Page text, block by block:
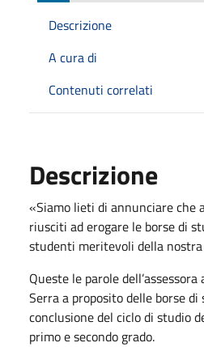
Descrizione
A cura di
Contenuti correlati
Descrizione
«Siamo lieti di annunciare che
riusciti ad erogare le borse di
studenti meritevoli della
Queste le parole
Serra a proposito delle borse
conclusione del ciclo di studio
primo e secondo grado.